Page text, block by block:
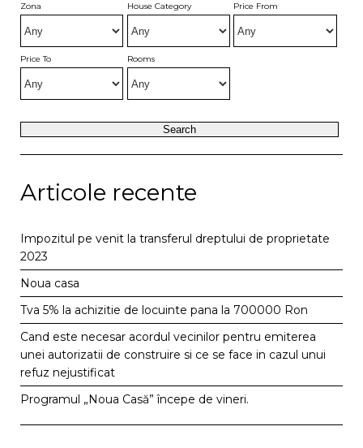
Zona House Category Price From
Price To Rooms
Articole recente
Impozitul pe venit la transferul dreptului de proprietate
2023
Noua casa
Tva 5% la achizitie de locuinte pana la 700000 Ron
Cand este necesar acordul vecinilor pentru emiterea
unei autorizatii de construire si ce se face in cazul unui
refuz nejustificat
Programul „Noua Casă” începe de vineri.